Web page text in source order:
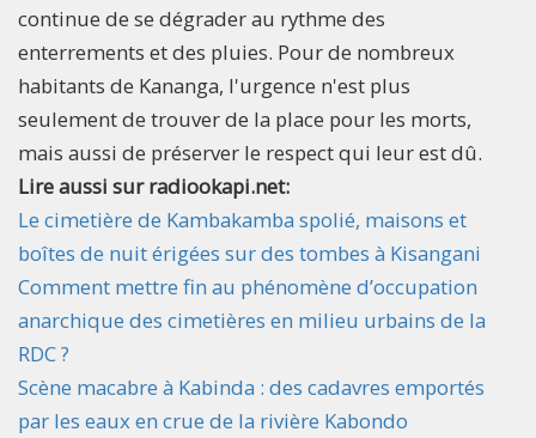
continue de se dégrader au rythme des
enterrements et des pluies. Pour de nombreux
habitants de Kananga, l'urgence n'est plus
seulement de trouver de la place pour les morts,
mais aussi de préserver le respect qui leur est dû.
Lire aussi sur radiookapi.net:
Le cimetière de Kambakamba spolié, maisons et
boîtes de nuit érigées sur des tombes à Kisangani
Comment mettre fin au phénomène d’occupation
anarchique des cimetières en milieu urbains de la
RDC ?
Scène macabre à Kabinda : des cadavres emportés
par les eaux en crue de la rivière Kabondo